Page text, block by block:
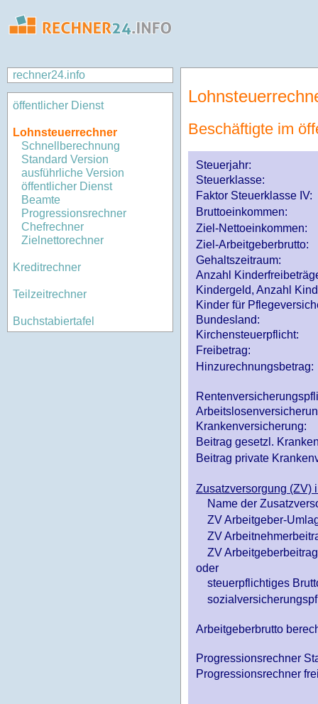
rechner24.info
öffentlicher Dienst
Lohnsteuerrechner
Schnellberechnung
Standard Version
ausführliche Version
öffentlicher Dienst
Beamte
Progressionsrechner
Chefrechner
Zielnettorechner
Kreditrechner
Teilzeitrechner
Buchstabiertafel
Beschäftigte im
Steuerjahr:
Steuerklasse:
Faktor Steuerklasse IV:
Bruttoeinkommen:
Ziel-Nettoeinkommen:
Ziel-Arbeitgeberbrutto:
Gehaltszeitraum:
Anzahl
Kindergeld, Anzahl
Kinder für
Bundesland:
Kirchensteuerpflicht:
Freibetrag:
Hinzurechnungsbetrag:
Krankenversicherung:
Beitrag gesetzl.
Beitrag private
Zusatzversorgung (ZV)
Name der
ZV Arbeitgeber-
ZV
ZV
oder
steuerpflichtiges
Arbeitgeberbrutto
Progressionsrechner
Progressionsrechner